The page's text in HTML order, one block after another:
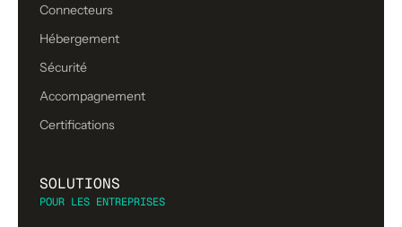
Connecteurs
Hébergement
Sécurité
Accompagnement
Certifications
SOLUTIONS
POUR LES ENTREPRISES